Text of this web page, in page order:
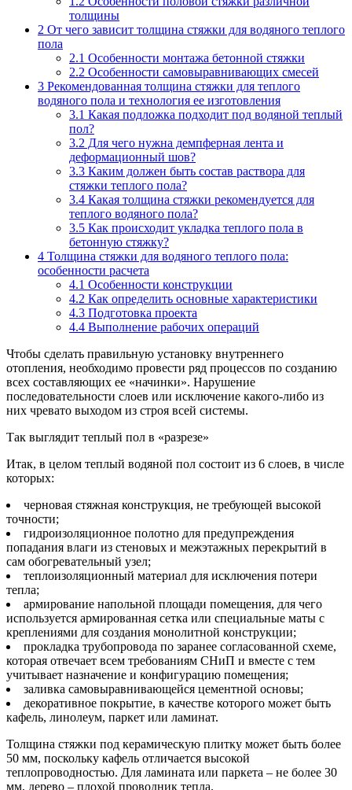
толщины
2 От чего зависит толщина стяжки для водяного теплого
пола
2.1 Особенности монтажа бетонной стяжки
2.2 Особенности самовыравнивающих смесей
3 Рекомендованная толщина стяжки для теплого
водяного пола и технология ее изготовления
3.1 Какая подложка подходит под водяной теплый
пол?
3.2 Для чего нужна демпферная лента и
деформационный шов?
3.3 Каким должен быть состав раствора для
стяжки теплого пола?
3.4 Какая толщина стяжки рекомендуется для
теплого водяного пола?
3.5 Как происходит укладка теплого пола в
бетонную стяжку?
4 Толщина стяжки для водяного теплого пола:
особенности расчета
4.1 Особенности конструкции
4.2 Как определить основные характеристики
4.3 Подготовка проекта
4.4 Выполнение рабочих операций
Чтобы сделать правильную установку внутреннего
отопления, необходимо провести ряд процессов по созданию
всех составляющих ее «начинки». Нарушение
последовательности слоев или исключение какого-либо из
них чревато выходом из строя всей системы.
Так выглядит теплый пол в «разрезе»
Итак, в целом теплый водяной пол состоит из 6 слоев, в числе
которых:
черновая стяжная конструкция, не требующей высокой
точности;
гидроизоляционное полотно для предупреждения
попадания влаги из стеновых и межэтажных перекрытий в
сам обогревательный узел;
теплоизоляционный материал для исключения потери
тепла;
армирование напольной площади помещения, для чего
используется армированная сетка или специальные маты с
креплениями для создания монолитной конструкции;
прокладка трубопровода по заранее согласованной схеме,
которая отвечает всем требованиям СНиП и вместе с тем
учитывает назначение и конфигурацию помещения;
заливка самовыравнивающейся цементной основы;
декоративное покрытие, в качестве которого может быть
кафель, линолеум, паркет или ламинат.
Толщина стяжки под керамическую плитку может быть более
50 мм, поскольку кафель отличается высокой
теплопроводностью. Для ламината или паркета – не более 30
мм, дерево – плохой проводник тепла.